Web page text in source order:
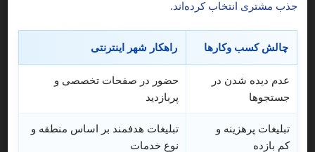
خدمات پرستاری و درمانی طبیب آسایش با
مرکز خدمات پرستاری
مرکز خدمات پرستاری طبیب آسایش با مجوز
رسمی از سازمان خدمات بهداشتی و درمانی شهید بهشتی با گلچینی از
نیروهای مجرب و کارکرده و امین آماده ارائه خدمات می باشد.
جذب مشتری انتخاب کرده‌اند.
چالش کسب وکارها راهکار شهر اینترنتی
عدم دیده شدن در
جستجوها
حضور در صفحات تخصصی و
پربازدید
تبلیغات پرهزینه و
کم بازده
تبلیغات هدفمند بر اساس منطقه و
نوع خدمات